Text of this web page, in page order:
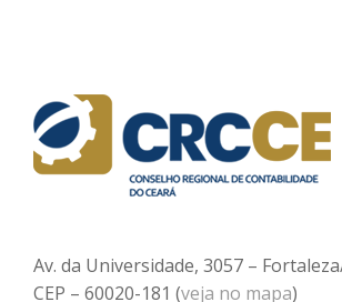
Av. da Universidade, 3057 –
CEP – 60020-181 (veja no mapa)